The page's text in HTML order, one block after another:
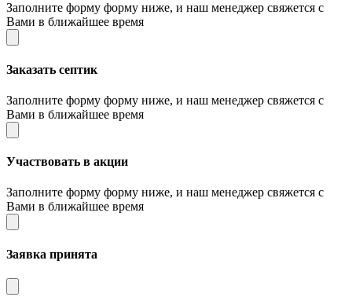
Заполните форму форму ниже, и наш менеджер свяжется с
Вами в ближайшее время
Заказать септик
Заполните форму форму ниже, и наш менеджер свяжется с
Вами в ближайшее время
Участвовать в акции
Заполните форму форму ниже, и наш менеджер свяжется с
Вами в ближайшее время
Заявка принята